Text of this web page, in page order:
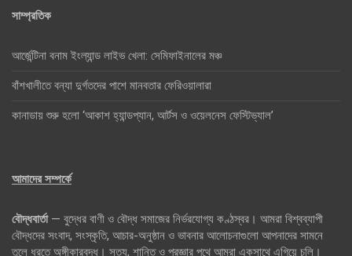
সাম্প্রতিক
আর্জেন্টিনা বনাম ইংল্যান্ড লাইভ খেলা: সেমিফাইনালের মঞ্চ
বাঁশখালীতে বন্যা দুর্গতদের পাশে মানবতার ফেরিওয়ালারা
কানাডায় শুরু হলো ‘আকাশ হ্যান্ডপ্যান, আর্টস ও ওয়েলনেস ফেস্টিভ্যাল’
আমাদের সম্পর্কে
বৌদ্ধবার্তা— বুদ্ধের বাণী ও বৌদ্ধ সমাজের নির্ভরযোগ্য কণ্ঠস্বর। আমরা বিশ্বব্যাপী
বৌদ্ধদের সংবাদ, সংস্কৃতি, আচার-অনুষ্ঠান ও ভাবনার আলোচনাগুলো আপনাদের সামনে
তুলে ধরতে অঙ্গীকারবদ্ধ। সত্য, শান্তি ও প্রজ্ঞার পথে আমরা একসাথে এগিয়ে চলি।